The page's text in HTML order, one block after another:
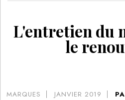
L'entretien du
le
MARQUES JANVIER 2019